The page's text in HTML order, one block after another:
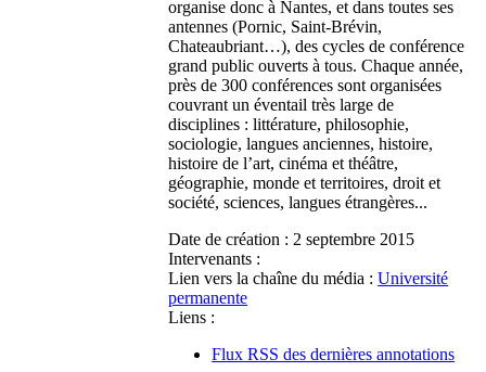
organise donc à Nantes, et dans toutes ses
antennes (Pornic, Saint-Brévin,
Chateaubriant…), des cycles de conférence
grand public ouverts à tous. Chaque année,
près de 300 conférences sont organisées
couvrant un éventail très large de
disciplines : littérature, philosophie,
sociologie, langues anciennes, histoire,
histoire de l’art, cinéma et théâtre,
géographie, monde et territoires, droit et
société, sciences, langues étrangères...
Date de création : 2 septembre 2015
Intervenants :
Lien vers la chaîne du média : Université
permanente
Liens :
Flux RSS des dernières annotations